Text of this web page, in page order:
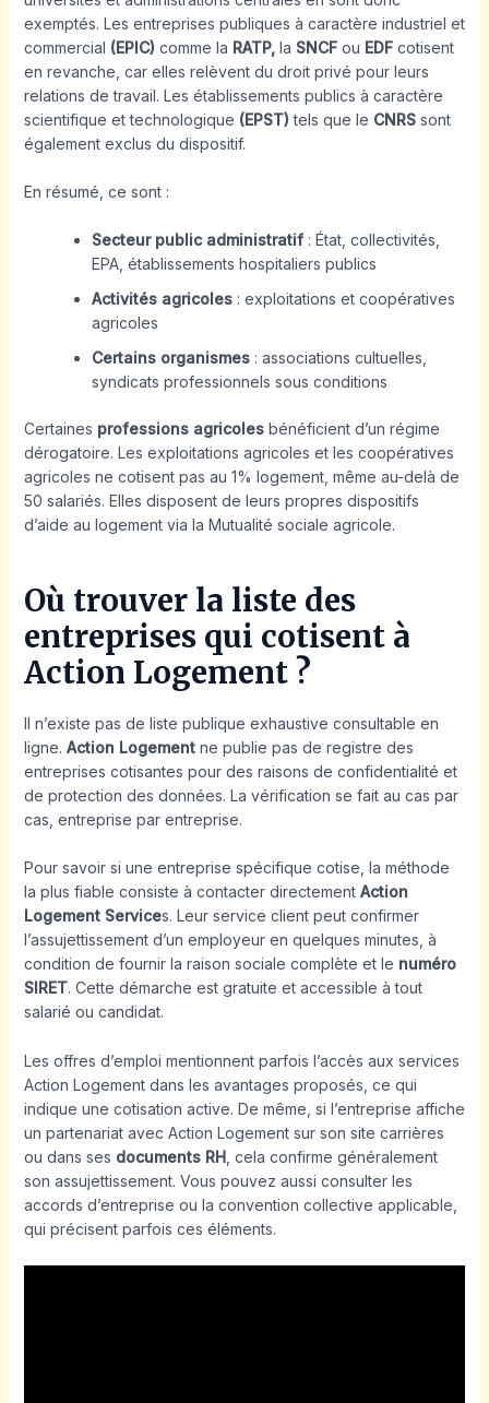
exemptés. Les entreprises publiques à caractère industriel et
commercial (EPIC) comme la RATP,la SNCFou EDFcotisent
en revanche, car elles relèvent du droit privé pour leurs
relations de travail. Les établissements publics à caractère
scientifique et technologique (EPST) tels que le CNRSsont
également exclus du dispositif.
En résumé, ce sont :
Secteur public administratif: État, collectivités,
EPA, établissements hospitaliers publics
Activités agricoles: exploitations et coopératives
agricoles
Certains organismes: associations cultuelles,
syndicats professionnels sous conditions
Certaines professions agricolesbénéficient d’un régime
dérogatoire. Les exploitations agricoles et les coopératives
agricoles ne cotisent pas au 1% logement, même au-delà de
50 salariés. Elles disposent de leurs propres dispositifs
d’aide au logement via la Mutualité sociale agricole.
Où trouver la liste des
entreprises qui cotisent à
Action Logement ?
Il n’existe pas de liste publique exhaustive consultable en
ligne. Action Logementne publie pas de registre des
entreprises cotisantes pour des raisons de confidentialité et
de protection des données. La vérification se fait au cas par
cas, entreprise par entreprise.
Pour savoir si une entreprise spécifique cotise, la méthode
la plus fiable consiste à contacter directement Action
Logement Services. Leur service client peut confirmer
l’assujettissement d’un employeur en quelques minutes, à
condition de fournir la raison sociale complète et le numéro
SIRET. Cette démarche est gratuite et accessible à tout
salarié ou candidat.
Les offres d’emploi mentionnent parfois l’accès aux services
Action Logement dans les avantages proposés, ce qui
indique une cotisation active. De même, si l’entreprise affiche
un partenariat avec Action Logement sur son site carrières
ou dans ses documents RH, cela confirme généralement
son assujettissement. Vous pouvez aussi consulter les
accords d’entreprise ou la convention collective applicable,
qui précisent parfois ces éléments.